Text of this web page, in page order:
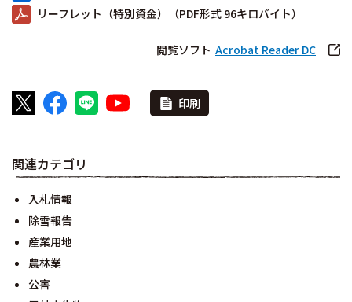
リーフレット（特別資金）（PDF形式 96キロバイト）
閲覧ソフト Acrobat Reader DC
印刷
関連カテゴリ
入札情報
除雪報告
産業用地
農林業
公害